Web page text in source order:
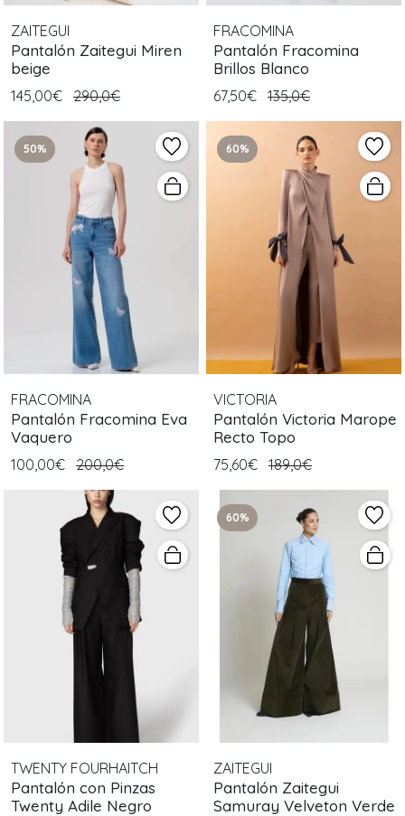
ZAITEGUI
Pantalón Zaitegui Miren
beige
145,00€ 290,0€
FRACOMINA
Pantalón Fracomina
Brillos Blanco
67,50€ 135,0€
50%
FRACOMINA
Pantalón Fracomina Eva
Vaquero
100,00€ 200,0€
60%
VICTORIA
Pantalón Victoria Marope
Recto Topo
75,60€ 189,0€
TWENTY FOURHAITCH
Pantalón con Pinzas
Twenty Adile Negro
60%
ZAITEGUI
Pantalón Zaitegui
Samuray Velveton Verde